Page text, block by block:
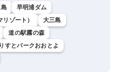
早明浦ダム
ゾート）
大三島
道の駅霧の森
すとパークおおとよ